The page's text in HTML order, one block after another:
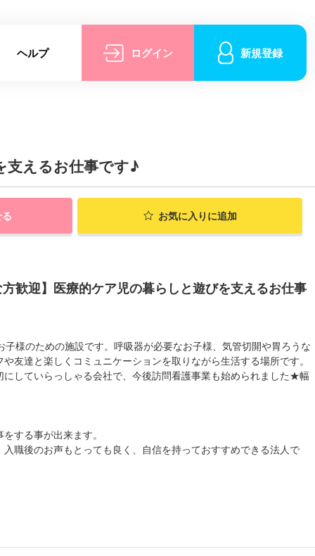
ヘルプ ログイン 新規登録
えるお仕事です♪
お気に入りに追加
迎】医療的ケア児の暮らしと遊びを支えるお仕事
様のための施設です。呼吸器が必要なお子様、気管切開や胃ろうな
友達と楽しくコミュニケーションを取りながら生活する場所です。
していらっしゃる会社で、今後訪問看護事業も始められました★幅
する事が出来ます。
職後のお声もとっても良く、自信を持っておすすめできる法人で